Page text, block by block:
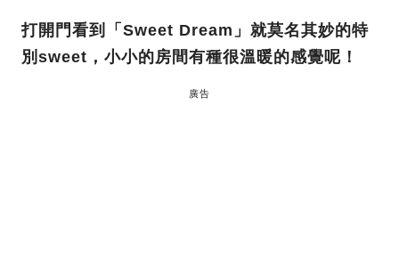
打開門看到「Sweet Dream」就莫名其妙的特
別sweet，小小的房間有種很溫暖的感覺呢！
廣告